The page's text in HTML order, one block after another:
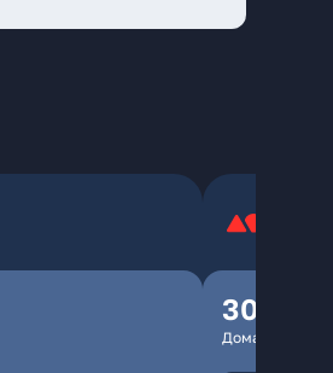
300
Домашний